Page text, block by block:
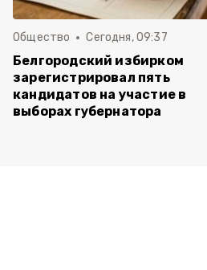
Общество Сегодня, 09:37
Белгородский избирком
зарегистрировал пять
кандидатов на участие в
выборах губернатора